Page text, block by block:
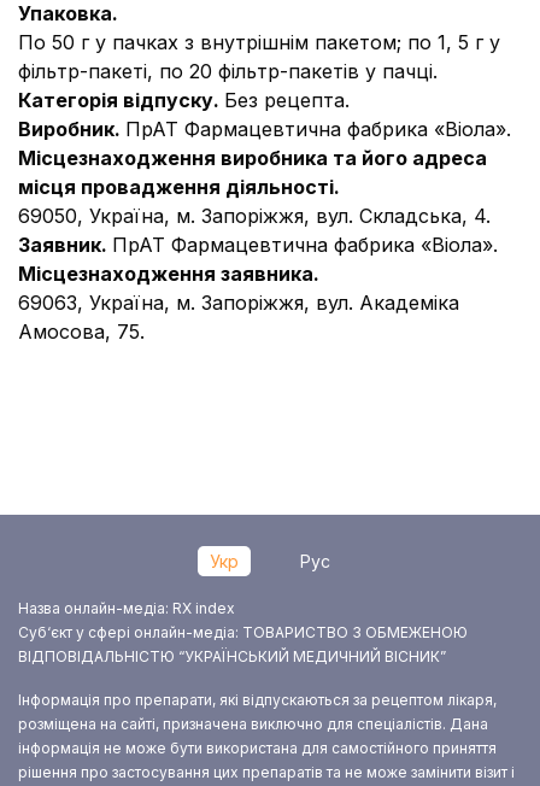
Упаковка.
По 50 г у пачках з внутрішнім пакетом; по 1, 5 г у
фільтр-пакеті, по 20 фільтр-пакетів у пачці.
Категорія відпуску. Без рецепта.
Виробник. ПрАТ Фармацевтична фабрика «Віола».
Місцезнаходження виробника та його адреса
місця провадження діяльності.
69050, Україна, м. Запоріжжя, вул. Складська, 4.
Заявник. ПрАТ Фармацевтична фабрика «Віола».
Місцезнаходження заявника.
69063, Україна, м. Запоріжжя, вул. Академіка
Амосова, 75.
Укр Рус
Назва онлайн-медіа: RX index
Суб‘єкт у сфері онлайн-медіа: ТОВАРИСТВО З ОБМЕЖЕНОЮ
ВІДПОВІДАЛЬНІСТЮ “УКРАЇНСЬКИЙ МЕДИЧНИЙ ВІСНИК”
Інформація про препарати, які відпускаються за рецептом лікаря,
розміщена на сайті, призначена виключно для спеціалістів. Дана
інформація не може бути використана для самостійного приняття
рішення про застосування цих препаратів та не може замінити візит і